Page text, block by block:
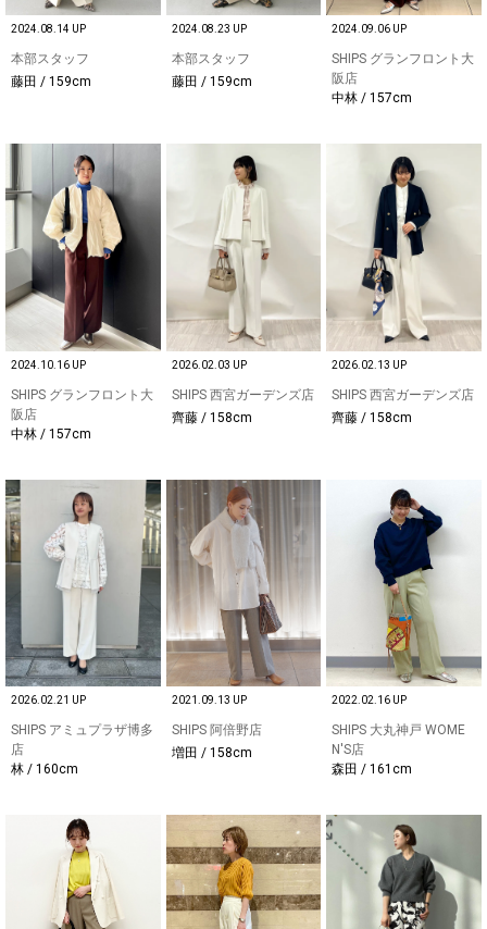
2024.08.14 UP
本部スタッフ
藤田 / 159cm
2024.08.23 UP
本部スタッフ
藤田 / 159cm
2024.09.06 UP
SHIPS グランフロント大
阪店
中林 / 157cm
2024.10.16 UP
SHIPS グランフロント大
阪店
中林 / 157cm
2026.02.03 UP
SHIPS 西宮ガーデンズ店
齊藤 / 158cm
2026.02.13 UP
SHIPS 西宮ガーデンズ店
齊藤 / 158cm
2026.02.21 UP
SHIPS アミュプラザ博多
店
林 / 160cm
2021.09.13 UP
SHIPS 阿倍野店
増田 / 158cm
2022.02.16 UP
SHIPS 大丸神戸 WOME
N'S店
森田 / 161cm